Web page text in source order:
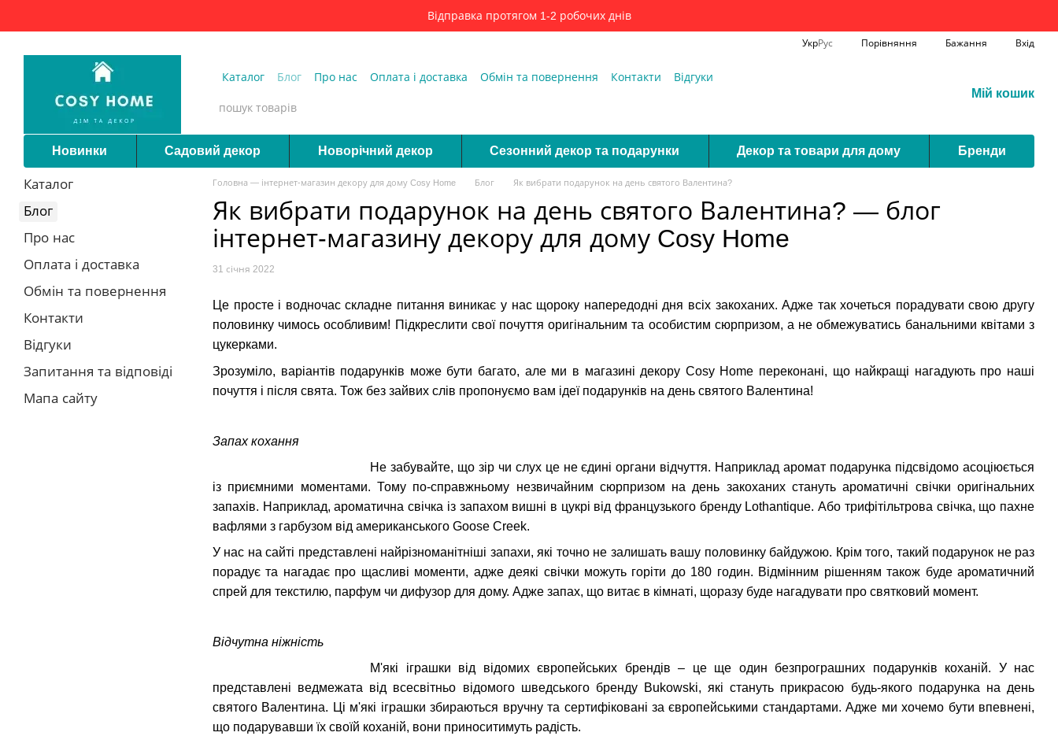
Відправка протягом 1-2 робочих днів
УкрРус Порівняння Бажання Вхід
Каталог Блог Про нас Оплата і доставка Обмін та повернення Контакти
Відгуки
Мій кошик
Новинки Садовий декор Новорічний декор Сезонний декор та подарунки Декор та товари для дому Бренди
Головна — інтернет-магазин декору для дому Cosy Home Блог Як вибрати подарунок на день святого Валентина?
Як вибрати подарунок на день святого Валентина? — блог
інтернет-магазину декору для дому Cosy Home
31 січня 2022
Це просте і водночас складне питання виникає у нас щороку напередодні дня всіх закоханих. Адже так хочеться порадувати свою другу
половинку чимось особливим! Підкреслити свої почуття оригінальним та особистим сюрпризом, а не обмежуватись банальними квітами з
цукерками.
Зрозуміло, варіантів подарунків може бути багато, але ми в магазині декору Cosy Home переконані, що найкращі нагадують про наші
почуття і після свята. Тож без зайвих слів пропонуємо вам ідеї подарунків на день святого Валентина!
Запах кохання
Не забувайте, що зір чи слух це не єдині органи відчуття. Наприклад аромат подарунка підсвідомо асоціюється
із приємними моментами. Тому по-справжньому незвичайним сюрпризом на день закоханих стануть ароматичні свічки оригінальних
запахів. Наприклад, ароматична свічка із запахом вишні в цукрі від французького бренду Lothantique. Або трифітільтрова свічка, що пахне
вафлями з гарбузом від американського Goose Creek.
У нас на сайті представлені найрізноманітніші запахи, які точно не залишать вашу половинку байдужою. Крім того, такий подарунок не раз
порадує та нагадає про щасливі моменти, адже деякі свічки можуть горіти до 180 годин. Відмінним рішенням також буде ароматичний
спрей для текстилю, парфум чи дифузор для дому. Адже запах, що витає в кімнаті, щоразу буде нагадувати про святковий момент.
Відчутна ніжність
М'які іграшки від відомих європейських брендів – це ще один безпрограшних подарунків коханій. У нас
представлені ведмежата від всесвітньо відомого шведського бренду Bukowski, які стануть прикрасою будь-якого подарунка на день
святого Валентина. Ці м'які іграшки збираються вручну та сертифіковані за європейськими стандартами. Адже ми хочемо бути впевнені,
що подарувавши їх своїй коханій, вони приноситимуть радість.
Каталог
Блог
Про нас
Оплата і доставка
Обмін та повернення
Контакти
Відгуки
Запитання та відповіді
Мапа сайту